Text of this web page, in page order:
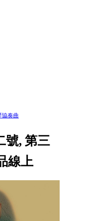
協奏曲
號, 第三
線上